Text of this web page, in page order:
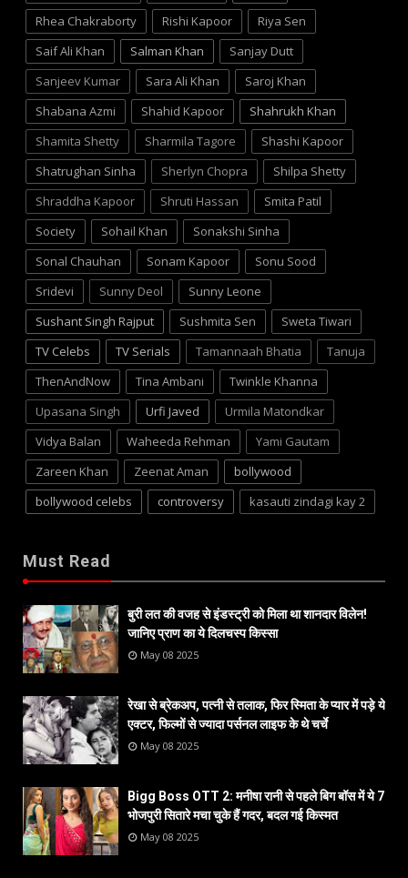
Rhea Chakraborty
Rishi Kapoor
Riya Sen
Saif Ali Khan
Salman Khan
Sanjay Dutt
Sanjeev Kumar
Sara Ali Khan
Saroj Khan
Shabana Azmi
Shahid Kapoor
Shahrukh Khan
Shamita Shetty
Sharmila Tagore
Shashi Kapoor
Shatrughan Sinha
Sherlyn Chopra
Shilpa Shetty
Shraddha Kapoor
Shruti Hassan
Smita Patil
Society
Sohail Khan
Sonakshi Sinha
Sonal Chauhan
Sonam Kapoor
Sonu Sood
Sridevi
Sunny Deol
Sunny Leone
Sushant Singh Rajput
Sushmita Sen
Sweta Tiwari
TV Celebs
TV Serials Tamannaah Bhatia
Tanuja
ThenAndNow
Tina Ambani
Twinkle Khanna
Upasana Singh
Urfi Javed
Urmila Matondkar
Vidya Balan
Waheeda Rehman
Yami Gautam
Zareen Khan
Zeenat Aman
bollywood
bollywood celebs
controversy kasauti zindagi kay 2
Must Read
बुरी लत की वजह से इंडस्ट्री को मिला था शानदार विलेन!
जानिए प्राण का ये दिलचस्प किस्सा
May 08 2025
रेखा से ब्रेकअप, पत्नी से तलाक, फिर स्मिता के प्यार में पड़े ये
एक्टर, फिल्मों से ज्यादा पर्सनल लाइफ के थे चर्चे
May 08 2025
Bigg Boss OTT 2: मनीषा रानी से पहले बिग बॉस में ये 7
भोजपुरी सितारे मचा चुके हैं गदर, बदल गई किस्मत
May 08 2025